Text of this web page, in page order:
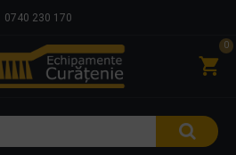
0740 230 170
0